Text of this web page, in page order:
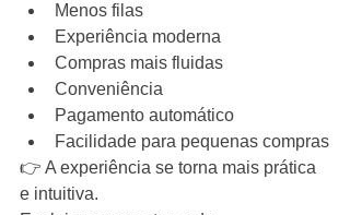
Menos filas
Experiência moderna
Compras mais fluidas
Conveniência
Pagamento automático
Facilidade para pequenas compras
👉 A experiência se torna mais prática
e intuitiva.